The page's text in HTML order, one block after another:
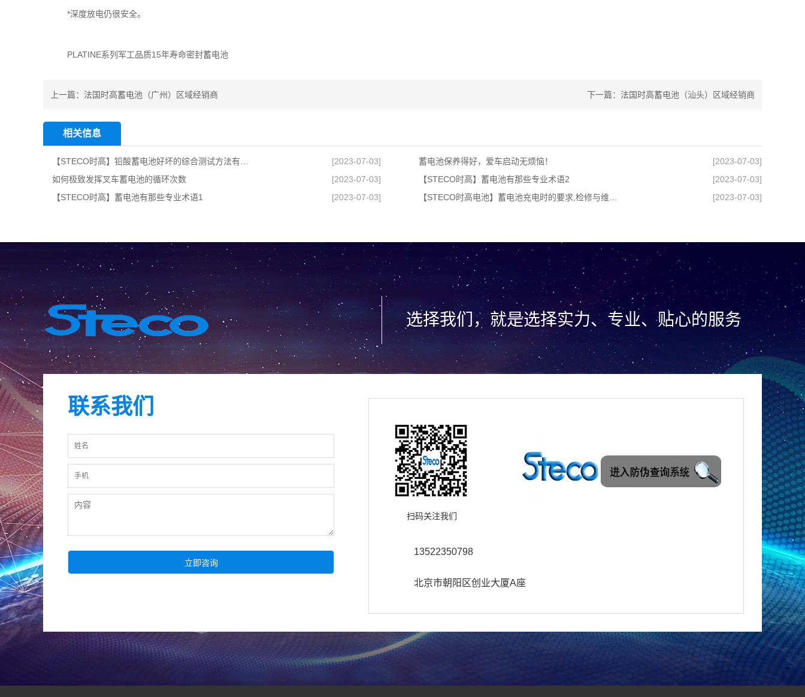
*深度放电仍很安全。
PLATINE系列军工品质15年寿命密封蓄电池
上一篇： 法国时高蓄电池（广州）区域经销商 下一篇： 法国时高蓄电池（汕头）区域经销商
相关信息
[2023-07-03] 蓄电池保养得好，爱车启动无烦恼！
[2023-07-03]
如何极致发挥叉车蓄电池的循环次数
[2023-07-03] 【STECO时高】蓄电池有那些专业术语2
[2023-07-03]
【STECO时高】蓄电池有那些专业术语1
[2023-07-03] [2023-07-03]
选择我们，就是选择实力、专业、贴心的服务
联系我们
扫码关注我们
13522350798
北京市朝阳区创业大厦A座